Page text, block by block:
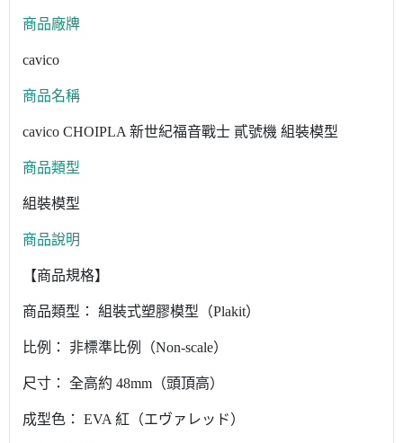
商品廠牌
cavico
商品名稱
cavico CHOIPLA 新世紀福音戰士 貳號機 組裝模型
商品類型
組裝模型
商品說明
【商品規格】
商品類型： 組裝式塑膠模型（Plakit）
比例： 非標準比例（Non-scale）
尺寸： 全高約 48mm（頭頂高）
成型色： EVA 紅（エヴァレッド）